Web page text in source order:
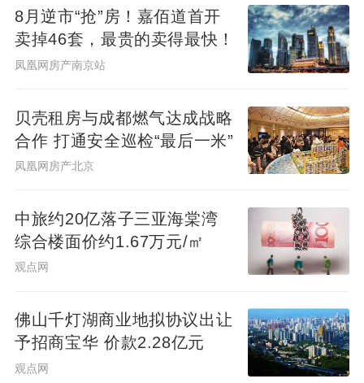
8月逆市“抢”房！嘉佰道首开
卖掉46套，最贵的卖得最快！
凤凰网房产南京站
贝壳租房与成都燃气达成战略
合作 打通安全巡检“最后一米”
凤凰网房产北京
中旅约20亿落子三亚海棠湾
综合楼面价约1.67万元/㎡
观点网
佛山千灯湖商业地拟协议出让
予招商宝华 价款2.28亿元
观点网